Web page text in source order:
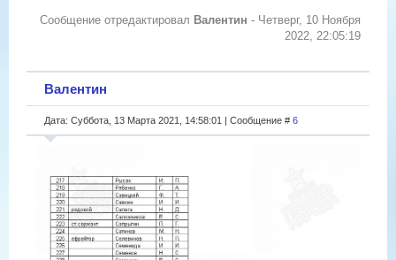
Сообщение отредактировал Валентин - Четверг, 10 Ноября
2022, 22:05:19
Валентин
Дата: Суббота, 13 Марта 2021, 14:58:01 | Сообщение # 6